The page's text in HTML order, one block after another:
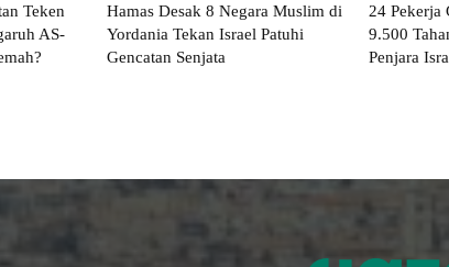
Teken
AS-
Hamas Desak 8 Negara Muslim di
Yordania Tekan Israel Patuhi
Gencatan Senjata
24 Pekerja
9.500
Penjara